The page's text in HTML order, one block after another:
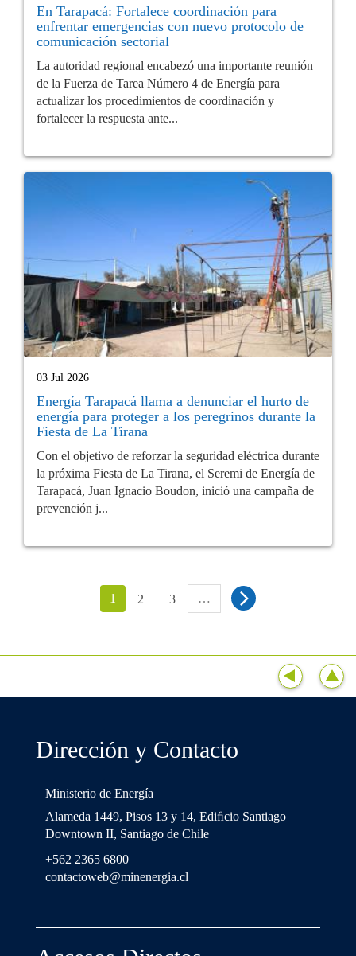
En Tarapacá: Fortalece coordinación para
enfrentar emergencias con nuevo protocolo de
comunicación sectorial
La autoridad regional encabezó una importante reunión
de la Fuerza de Tarea Número 4 de Energía para
actualizar los procedimientos de coordinación y
fortalecer la respuesta ante...
03 Jul 2026
Energía Tarapacá llama a denunciar el hurto de
energía para proteger a los peregrinos durante la
Fiesta de La Tirana
Con el objetivo de reforzar la seguridad eléctrica durante
la próxima Fiesta de La Tirana, el Seremi de Energía de
Tarapacá, Juan Ignacio Boudon, inició una campaña de
prevención j...
1 2 3 …
Dirección y Contacto
Ministerio de Energía
Alameda 1449, Pisos 13 y 14, Ediﬁcio Santiago
Downtown II, Santiago de Chile
+562 2365 6800
contactoweb@minenergia.cl